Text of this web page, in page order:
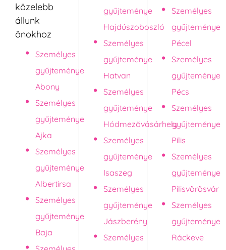
közelebb
állunk
önokhoz
Személyes
gyűjteménye
Abony
Személyes
gyűjteménye
Ajka
Személyes
gyűjteménye
Albertirsa
Személyes
gyűjteménye
Baja
gyűjteménye
Hajdúszoboszló
Személyes
gyűjteménye
Hatvan
Személyes
gyűjteménye
Hódmezővásárhely
Személyes
gyűjteménye
Isaszeg
Személyes
gyűjteménye
Jászberény
Személyes
Személyes
gyűjteménye
Pécel
Személyes
gyűjteménye
Pécs
Személyes
gyűjteménye
Pilis
Személyes
gyűjteménye
Pilisvörösvár
Személyes
gyűjteménye
Ráckeve